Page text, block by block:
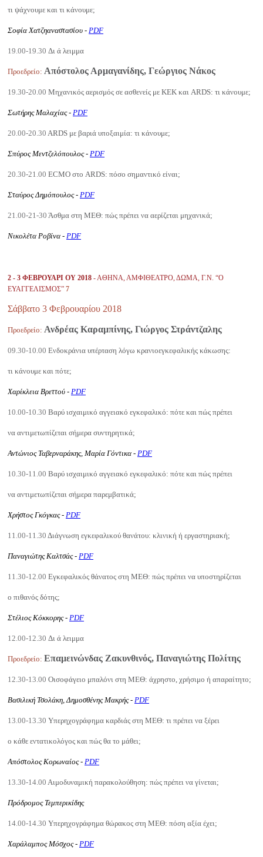
τι ψάχνουμε και τι κάνουμε;
Σοφία Χατζηαναστασίου - PDF
19.00-19.30 Δι ά λειμμα
Προεδρείο: Απόστολος Αρμαγανίδης, Γεώργιος Νάκος
19.30-20.00 Μηχανικός αερισμός σε ασθενείς με ΚΕΚ και ARDS: τι κάνουμε;
Σωτήρης Μαλαχίας - PDF
20.00-20.30 ARDS με βαριά υποξαιμία: τι κάνουμε;
Σπύρος Μεντζελόπουλος - PDF
20.30-21.00 ECMO στο ARDS: πόσο σημαντικό είναι;
Σταύρος Δημόπουλος - PDF
21.00-21-30 Άσθμα στη ΜΕΘ: πώς πρέπει να αερίζεται μηχανικά;
Νικολέτα Ροβίνα - PDF
2 - 3 ΦΕΒΡΟΥΑΡΙ ΟΥ 2018 - ΑΘΗΝΑ, ΑΜΦΙΘΕΑΤΡΟ, ΔΩΜΑ, Γ.Ν. “Ο
ΕΥΑΓΓΕΛΙΣΜΟΣ” 7
Σάββατο 3 Φεβρουαρίου 2018
Προεδρείο: Ανδρέας Καραμπίνης, Γιώργος Στράντζαλης
09.30-10.00 Ενδοκράνια υπέρταση λόγω κρανιοεγκεφαλικής κάκωσης:
τι κάνουμε και πότε;
Χαρίκλεια Βρεττού - PDF
10.00-10.30 Βαρύ ισχαιμικό αγγειακό εγκεφαλικό: πότε και πώς πρέπει
να αντιμετωπίζεται σήμερα συντηρητικά;
Αντώνιος Ταβερναράκης, Μαρία Γόντικα - PDF
10.30-11.00 Βαρύ ισχαιμικό αγγειακό εγκεφαλικό: πότε και πώς πρέπει
να αντιμετωπίζεται σήμερα παρεμβατικά;
Χρήστος Γκόγκας - PDF
11.00-11.30 Διάγνωση εγκεφαλικού θανάτου: κλινική ή εργαστηριακή;
Παναγιώτης Καλτσάς - PDF
11.30-12.00 Εγκεφαλικός θάνατος στη ΜΕΘ: πώς πρέπει να υποστηρίζεται
ο πιθανός δότης;
Στέλιος Κόκκορης - PDF
12.00-12.30 Δι ά λειμμα
Προεδρείο: Επαμεινώνδας Ζακυνθινός, Παναγιώτης Πολίτης
12.30-13.00 Οισοφάγειο μπαλόνι στη ΜΕΘ: άχρηστο, χρήσιμο ή απαραίτητο;
Βασιλική Τσολάκη, Δημοσθένης Μακρής - PDF
13.00-13.30 Υπερηχογράφημα καρδιάς στη ΜΕΘ: τι πρέπει να ξέρει
ο κάθε εντατικολόγος και πώς θα το μάθει;
Απόστολος Κορωναίος - PDF
13.30-14.00 Αιμοδυναμική παρακολούθηση: πώς πρέπει να γίνεται;
Πρόδρομος Τεμπερικίδης
14.00-14.30 Υπερηχογράφημα θώρακος στη ΜΕΘ: πόση αξία έχει;
Χαράλαμπος Μόσχος - PDF